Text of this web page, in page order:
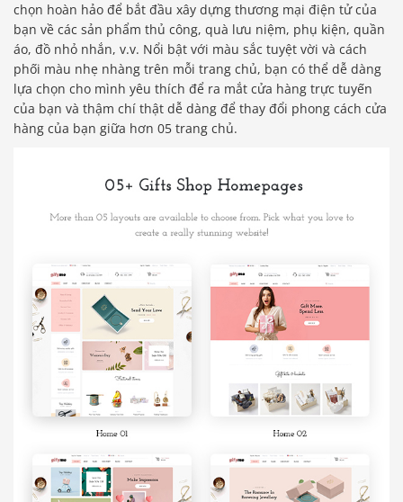
chọn hoàn hảo để bắt đầu xây dựng thương mại điện tử của
bạn về các sản phẩm thủ công, quà lưu niệm, phụ kiện, quần
áo, đồ nhỏ nhắn, v.v. Nổi bật với màu sắc tuyệt vời và cách
phối màu nhẹ nhàng trên mỗi trang chủ, bạn có thể dễ dàng
lựa chọn cho mình yêu thích để ra mắt cửa hàng trực tuyến
của bạn và thậm chí thật dễ dàng để thay đổi phong cách cửa
hàng của bạn giữa hơn 05 trang chủ.